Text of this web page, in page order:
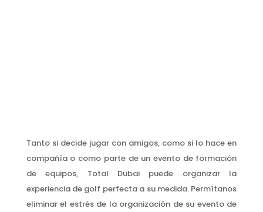
Tanto si decide jugar con amigos, como si lo hace en
compañía o como parte de un evento de formación
de equipos, Total Dubai puede organizar la
experiencia de golf perfecta a su medida. Permítanos
eliminar el estrés de la organización de su evento de